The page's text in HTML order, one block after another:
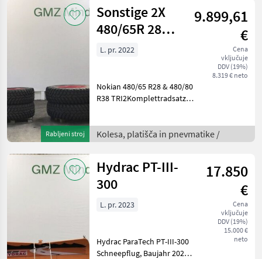
Rabljeni stroj
Sonstige 2X
480/65R 28
NOKIAN TRI 2
9.899,61
€
Cena
vključuje
DDV (19%)
8.319 € neto
L. pr. 2022
Nokian 480/65 R28 & 480/80
R38 TRI2Komplettradsatz
(EQ11095991)480/65 R28
149D TL TRI 2 NOKIANauf
Kolesa, platišča in pnevmatike /
Hydrac PT-III-
300
17.850
€
Cena
vključuje
DDV (19%)
15.000 €
neto
L. pr. 2023
Hydrac ParaTech PT-III-300
Schneepflug, Baujahr 2023,